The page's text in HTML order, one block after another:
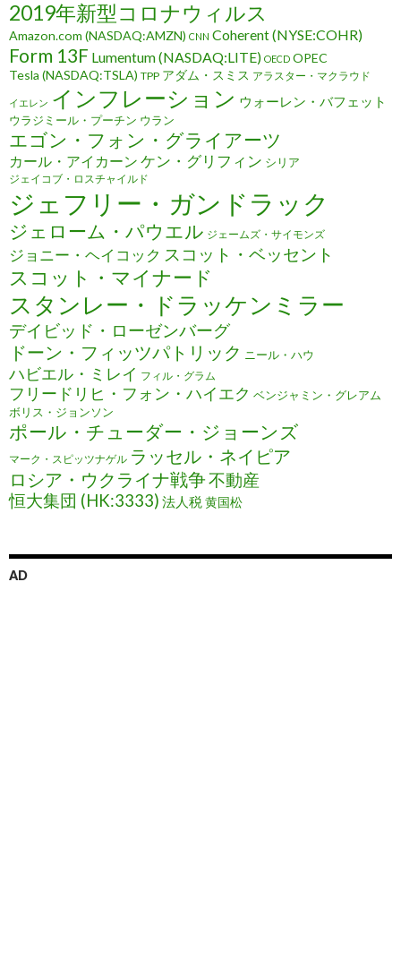
2019年新型コロナウィルス
Amazon.com (NASDAQ:AMZN) CNN Coherent (NYSE:COHR)
Form 13F Lumentum (NASDAQ:LITE) OECD OPEC
Tesla (NASDAQ:TSLA) TPP アダム・スミス アラスター・マクラウド
イエレン インフレーション ウォーレン・バフェット
ウラジミール・プーチン ウラン
エゴン・フォン・グライアーツ
カール・アイカーン ケン・グリフィン シリア
ジェイコブ・ロスチャイルド
ジェフリー・ガンドラック
ジェローム・パウエル ジェームズ・サイモンズ
ジョニー・ヘイコック スコット・ベッセント
スコット・マイナード
スタンレー・ドラッケンミラー
デイビッド・ローゼンバーグ
ドーン・フィッツパトリック ニール・ハウ
ハビエル・ミレイ フィル・グラム
フリードリヒ・フォン・ハイエク ベンジャミン・グレアム
ボリス・ジョンソン
ポール・チューダー・ジョーンズ
マーク・スピッツナゲル ラッセル・ネイピア
ロシア・ウクライナ戦争不動産
恒大集団 (HK:3333) 法人税黄国松
AD